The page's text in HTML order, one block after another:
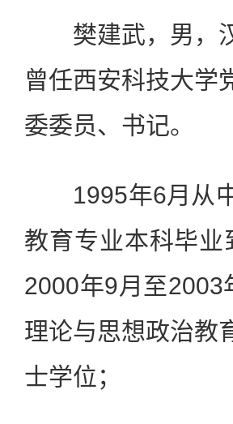
樊建武，男，汉
曾任西安科技大学
委委员、书记。
1995年6月从中
教育专业本科毕
2000年9月至2003
理论与思想政治教
士学位；